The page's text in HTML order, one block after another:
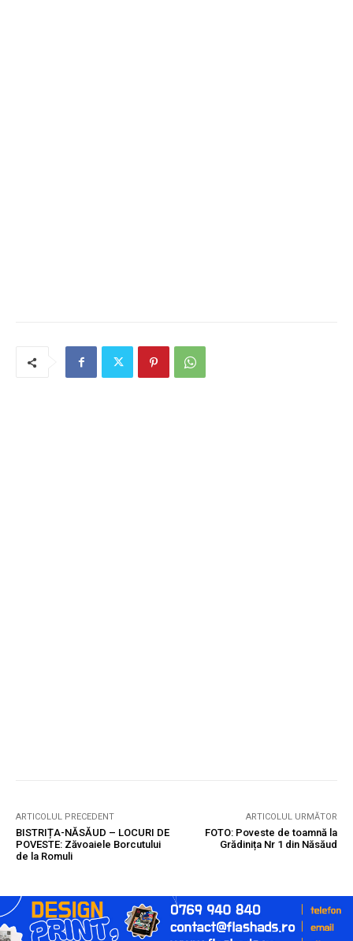
ARTICOLUL PRECEDENT
BISTRIȚA-NĂSĂUD – LOCURI DE
POVESTE: Zăvoaiele Borcutului
de la Romuli
ARTICOLUL URMĂTOR
FOTO: Poveste de toamnă la
Grădinița Nr 1 din Năsăud